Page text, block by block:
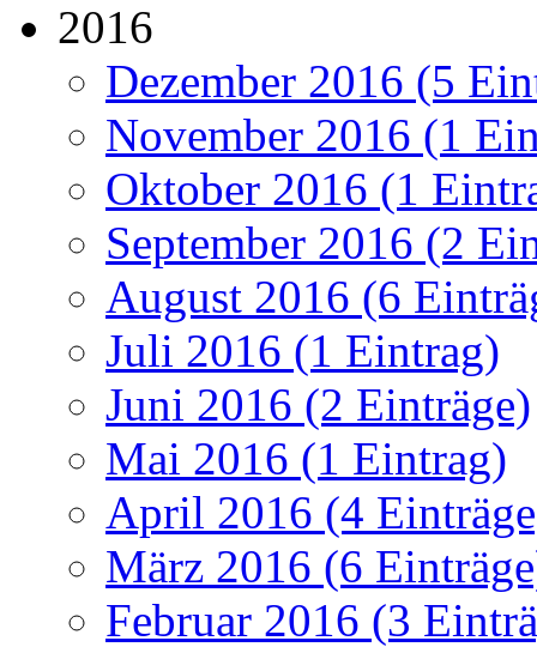
2016
Dezember 2016 (5
November 2016 (1
Oktober 2016 (1
September 2016 (2
August 2016 (6
Juli 2016 (1 Eintrag)
Juni 2016 (2 Einträge)
Mai 2016 (1 Eintrag)
April 2016 (4
März 2016 (6
Februar 2016 (3